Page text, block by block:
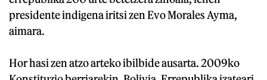
presidente indigena iritsi zen Evo Morales Ayma,
aimara.
Hor hasi zen atzo arteko ibilbide ausarta. 2009ko